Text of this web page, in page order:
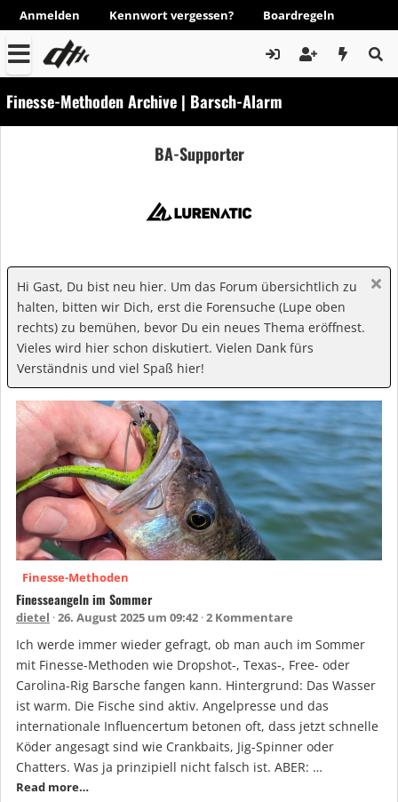
Anmelden Kennwort vergessen? Boardregeln
Finesse-Methoden Archive | Barsch-Alarm
BA-Supporter
Hi Gast, Du bist neu hier. Um das Forum übersichtlich zu
halten, bitten wir Dich, erst die Forensuche (Lupe oben
rechts) zu bemühen, bevor Du ein neues Thema eröffnest.
Vieles wird hier schon diskutiert. Vielen Dank fürs
Verständnis und viel Spaß hier!
Finesse-Methoden
Finesseangeln im Sommer
dietel 26. August 2025 um 09:42 2 Kommentare
Ich werde immer wieder gefragt, ob man auch im Sommer
mit Finesse-Methoden wie Dropshot-, Texas-, Free- oder
Carolina-Rig Barsche fangen kann. Hintergrund: Das Wasser
ist warm. Die Fische sind aktiv. Angelpresse und das
internationale Influencertum betonen oft, dass jetzt schnelle
Köder angesagt sind wie Crankbaits, Jig-Spinner oder
Chatters. Was ja prinzipiell nicht falsch ist. ABER: …
Read more…